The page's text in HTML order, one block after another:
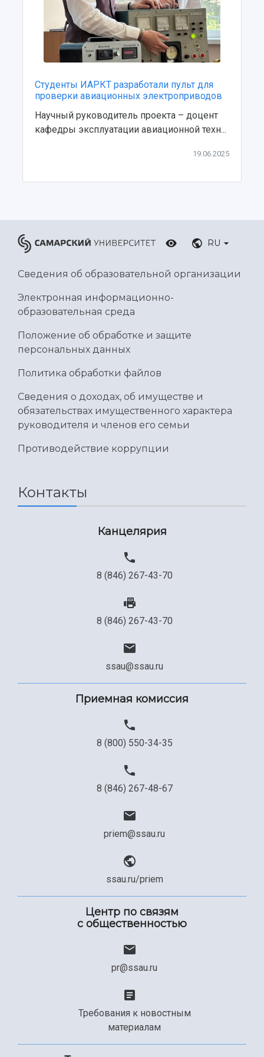
Центр истории авиационных двигателей
Ботанический сад
Умный дом бабочек
Международный межвузовский кампус
Официальные документы
Студенты ИАРКТ разработали пульт для
проверки авиационных электроприводов
Научный руководитель проекта – доцент
кафедры эксплуатации авиационной техн...
19.06.2025
RU
Сведения об образовательной организации
Электронная информационно-
образовательная среда
Положение об обработке и защите
персональных данных
Политика обработки файлов
Сведения о доходах, об имуществе и
обязательствах имущественного характера
руководителя и членов его семьи
Противодействие коррупции
Контакты
Канцелярия
8 (846) 267-43-70
8 (846) 267-43-70
ssau@ssau.ru
Приемная комиссия
8 (800) 550-34-35
8 (846) 267-48-67
priem@ssau.ru
ssau.ru/priem
Центр по связям
с общественностью
pr@ssau.ru
Требования к новостным
материалам